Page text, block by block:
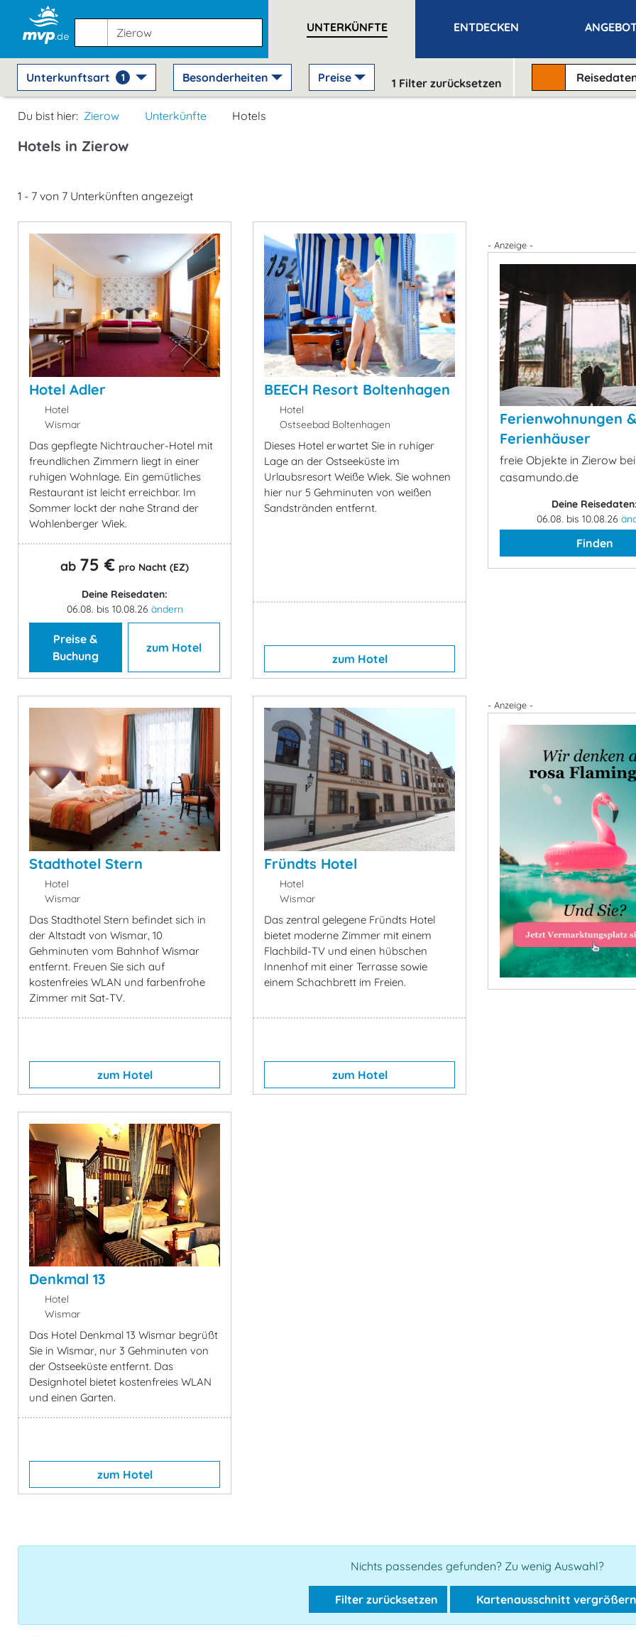
UNTERKÜNFTE ENTDECKEN
Unterkunftsart 1 Besonderheiten Preise 1 Filter zurücksetzen
Du bist hier: Zierow Unterkünfte Hotels
Hotels in Zierow
1 - 7 von 7 Unterkünften angezeigt
Hotel Adler
Hotel
Wismar
Das gepflegte Nichtraucher-Hotel mit
freundlichen Zimmern liegt in einer
ruhigen Wohnlage. Ein gemütliches
Restaurant ist leicht erreichbar. Im
Sommer lockt der nahe Strand der
Wohlenberger Wiek.
ab 75 € pro Nacht (EZ)
Deine Reisedaten:
06.08. bis 10.08.26 ändern
Preise &
Buchung
zum Hotel
BEECH Resort Boltenhagen
Hotel
Ostseebad Boltenhagen
Dieses Hotel erwartet Sie in ruhiger
Lage an der Ostseeküste im
Urlaubsresort Weiße Wiek. Sie wohnen
hier nur 5 Gehminuten von weißen
Sandstränden entfernt.
zum Hotel
- Anzeige -
Ferienwohnungen &
Ferienhäuser
freie Objekte in Zierow bei
casamundo.de
Deine
06.08. bis 10.08.26
Finden
Stadthotel Stern
Hotel
Wismar
Das Stadthotel Stern befindet sich in
der Altstadt von Wismar, 10
Gehminuten vom Bahnhof Wismar
entfernt. Freuen Sie sich auf
kostenfreies WLAN und farbenfrohe
Zimmer mit Sat-TV.
zum Hotel
Fründts Hotel
Hotel
Wismar
Das zentral gelegene Fründts Hotel
bietet moderne Zimmer mit einem
Flachbild-TV und einen hübschen
Innenhof mit einer Terrasse sowie
einem Schachbrett im Freien.
zum Hotel
- Anzeige -
Denkmal 13
Hotel
Wismar
Das Hotel Denkmal 13 Wismar begrüßt
Sie in Wismar, nur 3 Gehminuten von
der Ostseeküste entfernt. Das
Designhotel bietet kostenfreies WLAN
und einen Garten.
zum Hotel
Nichts passendes gefunden? Zu wenig Auswahl?
Filter zurücksetzen Kartenausschnitt vergrößern